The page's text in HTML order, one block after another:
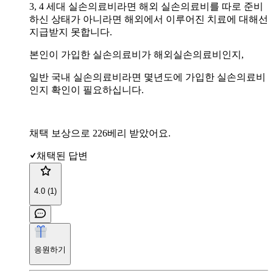
3, 4 세대 실손의료비라면 해외 실손의료비를 따로 준비
하신 상태가 아니라면 해외에서 이루어진 치료에 대해선
지급받지 못합니다.
본인이 가입한 실손의료비가 해외실손의료비인지,
일반 국내 실손의료비라면 몇년도에 가입한 실손의료비
인지 확인이 필요하십니다.
채택 보상으로 226베리 받았어요.
채택된 답변
4.0 (1)
응원하기